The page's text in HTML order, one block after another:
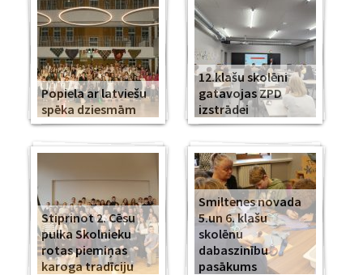
Popiela ar latviešu
spēka dziesmām
12.klašu skolēni
gatavojas ZPD
izstrādei
Stiprinot 2. Cēsu
pulka Skolnieku
rotas piemiņas
karoga tradīciju
Smiltenes novada
5.un 6. klašu
skolēnu
dabaszinību
pasākums